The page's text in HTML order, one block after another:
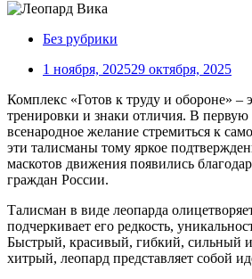
Без рубрики
1 ноября, 202529 октября, 2025
Комплекс «Готов к труду и обороне» –
тренировки и знаки отличия. В
всенародное желание стремиться к
эти талисманы тому яркое
маскотов движения появились
граждан России.
Талисман в виде леопарда
подчеркивает его редкость,
Быстрый, красивый, гибкий, сильный
хитрый, леопард представляет собой